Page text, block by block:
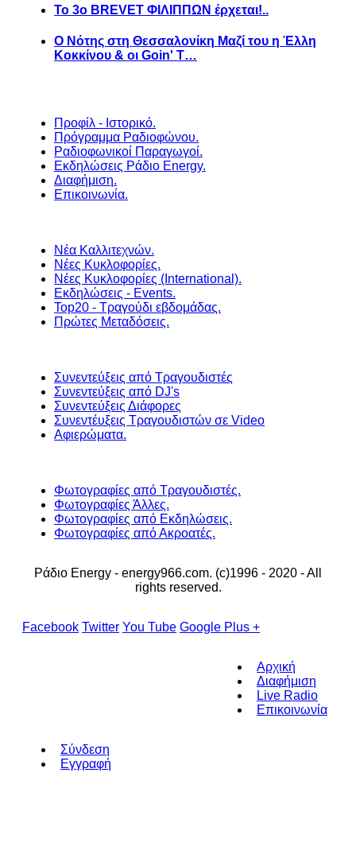
Το 3ο BREVET ΦΙΛΙΠΠΩΝ έρχεται!..
Ο Νότης στη Θεσσαλονίκη Μαζί του η Έλλη
Κοκκίνου & οι Goin' T…
Προφίλ - Ιστορικό.
Πρόγραμμα Ραδιοφώνου.
Ραδιοφωνικοί Παραγωγοί.
Εκδηλώσεις Ράδιο Energy.
Διαφήμιση.
Επικοινωνία.
Νέα Καλλιτεχνών.
Νέες Κυκλοφορίες.
Νέες Κυκλοφορίες (International).
Εκδηλώσεις - Events.
Top20 - Τραγούδι εβδομάδας.
Πρώτες Μεταδόσεις.
Συνεντεύξεις από Τραγουδιστές
Συνεντεύξεις από DJ's
Συνεντεύξεις Διάφορες
Συνεντέυξεις Τραγουδιστών σε Video
Αφιερώματα.
Φωτογραφίες από Τραγουδιστές.
Φωτογραφίες Άλλες.
Φωτογραφίες από Εκδηλώσεις.
Φωτογραφίες από Ακροατές.
Ράδιο Energy - energy966.com. (c)1996 - 2020 - All
rights reserved.
Facebook Twitter You Tube Google Plus +
Αρχική
Διαφήμιση
Live Radio
Επικοινωνία
Σύνδεση
Εγγραφή